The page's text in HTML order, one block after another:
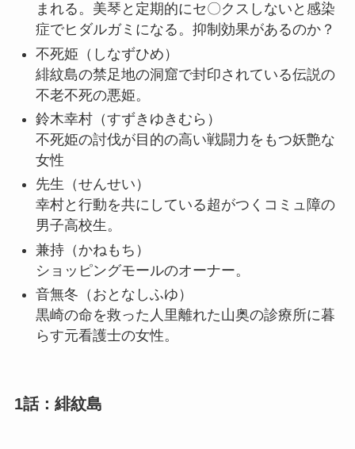
まれる。美琴と定期的にセ〇クスしないと感染
症でヒダルガミになる。抑制効果があるのか？
不死姫 （しなずひめ）
緋紋島の禁足地の洞窟で封印されている伝説の
不老不死の悪姫。
鈴木幸村（すずきゆきむら）
不死姫の討伐が目的の高い戦闘力をもつ妖艶な
女性
先生 （せんせい）
幸村と行動を共にしている超がつくコミュ障の
男子高校生。
兼持（かねもち）
ショッピングモールのオーナー。
音無冬 （おとなしふゆ）
黒崎の命を救った人里離れた山奥の診療所に暮
らす元看護士の女性。
1話：緋紋島